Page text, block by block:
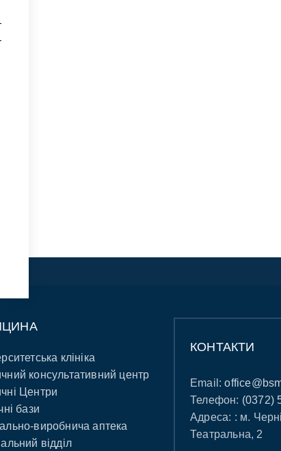
клініка
консультативний центр
Центри
бази
виробнича аптека
відділ
КОНТАКТИ
Email:
Телефон: (0372)
Адреса: : м.
Театральна, 2